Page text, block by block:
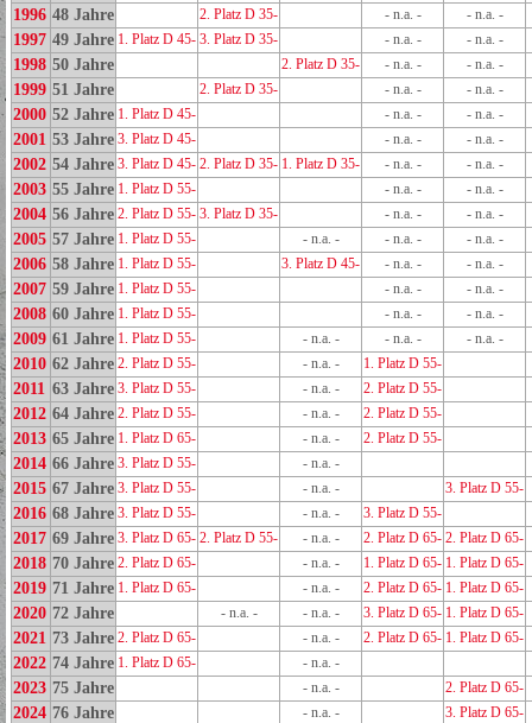
1996 48 Jahre 2. Platz D 35- - n.a. - - n.a. -
1997 49 Jahre 1. Platz D 45- 3. Platz D 35- - n.a. - - n.a. -
1998 50 Jahre 2. Platz D 35- - n.a. - - n.a. -
1999 51 Jahre 2. Platz D 35- - n.a. - - n.a. -
2000 52 Jahre 1. Platz D 45- - n.a. - - n.a. -
2001 53 Jahre 3. Platz D 45- - n.a. - - n.a. -
2002 54 Jahre 3. Platz D 45- 2. Platz D 35- 1. Platz D 35- - n.a. - - n.a. -
2003 55 Jahre 1. Platz D 55- - n.a. - - n.a. -
2004 56 Jahre 2. Platz D 55- 3. Platz D 35- - n.a. - - n.a. -
2005 57 Jahre 1. Platz D 55- - n.a. - - n.a. - - n.a. -
2006 58 Jahre 1. Platz D 55- 3. Platz D 45- - n.a. - - n.a. -
2007 59 Jahre 1. Platz D 55- - n.a. - - n.a. -
2008 60 Jahre 1. Platz D 55- - n.a. - - n.a. -
2009 61 Jahre 1. Platz D 55- - n.a. - - n.a. - - n.a. -
2010 62 Jahre 2. Platz D 55- - n.a. - 1. Platz D 55-
2011 63 Jahre 3. Platz D 55- - n.a. - 2. Platz D 55-
2012 64 Jahre 2. Platz D 55- - n.a. - 2. Platz D 55-
2013 65 Jahre 1. Platz D 65- - n.a. - 2. Platz D 55-
2014 66 Jahre 3. Platz D 55- - n.a. -
2015 67 Jahre 3. Platz D 55- - n.a. - 3. Platz D 55-
2016 68 Jahre 3. Platz D 55- - n.a. - 3. Platz D 55-
2017 69 Jahre 3. Platz D 65- 2. Platz D 55- - n.a. - 2. Platz D 65- 2. Platz D 65-
2018 70 Jahre 2. Platz D 65- - n.a. - 1. Platz D 65- 1. Platz D 65-
2019 71 Jahre 1. Platz D 65- - n.a. - 2. Platz D 65- 1. Platz D 65-
2020 72 Jahre - n.a. - - n.a. - 3. Platz D 65- 1. Platz D 65-
2021 73 Jahre 2. Platz D 65- - n.a. - 2. Platz D 65- 1. Platz D 65-
2022 74 Jahre 1. Platz D 65- - n.a. -
2023 75 Jahre - n.a. - 2. Platz D 65-
2024 76 Jahre - n.a. - 3. Platz D 65-